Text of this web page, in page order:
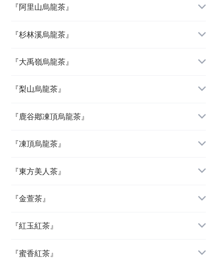
『阿里山烏龍茶』
『杉林溪烏龍茶』
『大禹嶺烏龍茶』
『梨山烏龍茶』
『鹿谷鄕凍頂烏龍茶』
『凍頂烏龍茶』
『東方美人茶』
『金萱茶』
『紅玉紅茶』
『蜜香紅茶』